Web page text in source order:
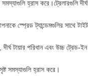
হ্রাস করে।ট্রেলারগুলি
স্প্রেড ট্যান্ডেমগুলির সাথে
টায়ার পরিধান এবং উচ্চ ট্রেড-
সমস্যাগুলি হ্রাস করে।